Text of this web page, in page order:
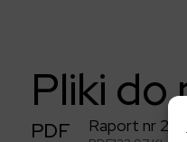
Pliki do
PDF Raport nr 22/